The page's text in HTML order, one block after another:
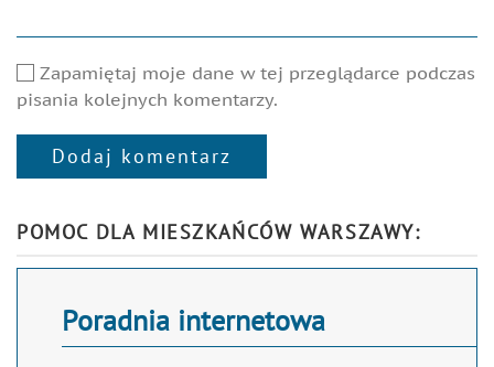
Zapamiętaj moje dane w tej przeglądarce podczas
pisania kolejnych komentarzy.
Dodaj komentarz
POMOC DLA MIESZKAŃCÓW WARSZAWY:
Poradnia internetowa